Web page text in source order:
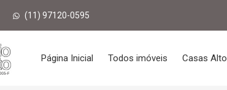
(11) 97120-0595
Página Inicial Todos imóveis Casas